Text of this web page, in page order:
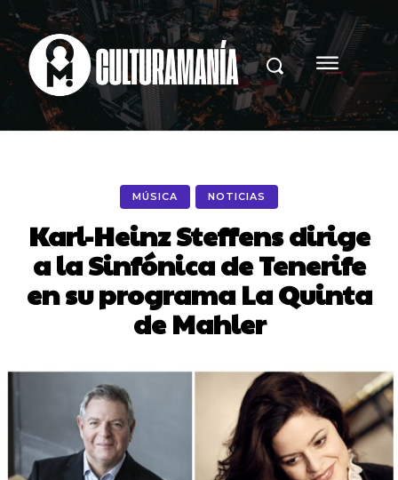
MÚSICA NOTICIAS
Karl-Heinz Steffens dirige
a la Sinfónica de Tenerife
en su programa La Quinta
de Mahler